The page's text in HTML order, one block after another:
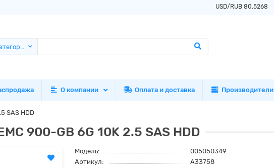
USD/RUB 80.5268
О компании Оплата и доставка Производители
SAS HDD
900-GB 6G 10K 2.5 SAS HDD
Модель:
005050349
Артикул:
A33758